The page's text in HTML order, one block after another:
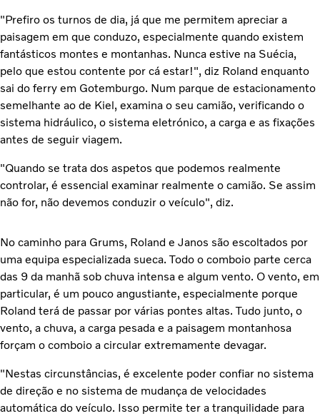
"Prefiro os turnos de dia, já que me permitem apreciar a
paisagem em que conduzo, especialmente quando existem
fantásticos montes e montanhas. Nunca estive na Suécia,
pelo que estou contente por cá estar!", diz Roland enquanto
sai do ferry em Gotemburgo. Num parque de estacionamento
semelhante ao de Kiel, examina o seu camião, verificando o
sistema hidráulico, o sistema eletrónico, a carga e as fixações
antes de seguir viagem.
"Quando se trata dos aspetos que podemos realmente
controlar, é essencial examinar realmente o camião. Se assim
não for, não devemos conduzir o veículo", diz.
No caminho para Grums, Roland e Janos são escoltados por
uma equipa especializada sueca. Todo o comboio parte cerca
das 9 da manhã sob chuva intensa e algum vento. O vento, em
particular, é um pouco angustiante, especialmente porque
Roland terá de passar por várias pontes altas. Tudo junto, o
vento, a chuva, a carga pesada e a paisagem montanhosa
forçam o comboio a circular extremamente devagar.
"Nestas circunstâncias, é excelente poder confiar no sistema
de direção e no sistema de mudança de velocidades
automática do veículo. Isso permite ter a tranquilidade para